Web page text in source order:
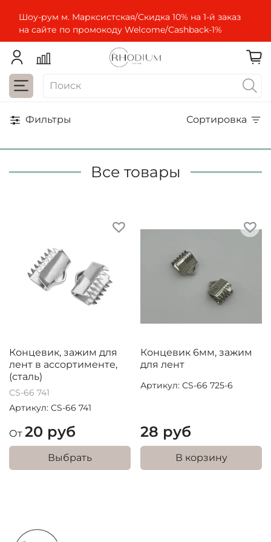
Шоу-рум м. Марксистская/Скидка 10% на 1-й заказ
на сайте по промокоду Welcome/Cashbaсk-1%
Фильтры Сортировка
Все товары
Концевик, зажим для
лент в ассортименте,
(сталь)
CS-66 741
Артикул: CS-66 741
От 20 руб
Выбрать
Концевик 6мм, зажим
для лент
Артикул: СS-66 725-6
28 руб
В корзину